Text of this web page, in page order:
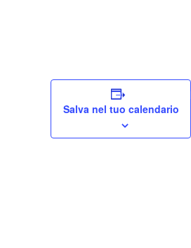
Salva nel tuo calendario